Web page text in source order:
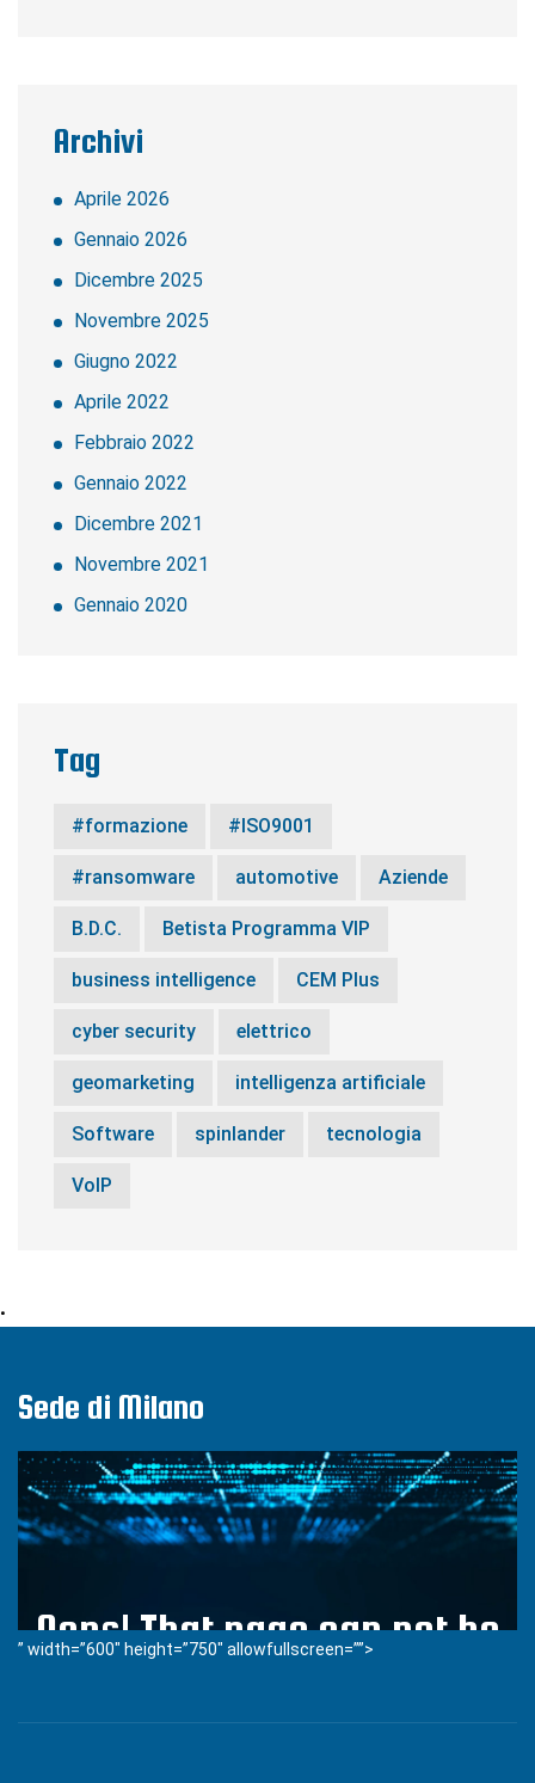
Archivi
Aprile 2026
Gennaio 2026
Dicembre 2025
Novembre 2025
Giugno 2022
Aprile 2022
Febbraio 2022
Gennaio 2022
Dicembre 2021
Novembre 2021
Gennaio 2020
Tag
#formazione #ISO9001
#ransomware automotive Aziende
B.D.C. Betista Programma VIP
business intelligence CEM Plus
cyber security elettrico
geomarketing intelligenza artificiale
Software spinlander tecnologia
VoIP
•
Sede di Milano
” width=”600″ height=”750″ allowfullscreen=””>